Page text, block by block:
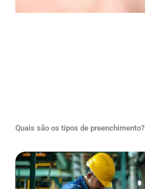
Quais são os tipos de preenchimento?